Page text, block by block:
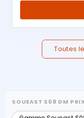
Toutes
SOUEAST S08 DM